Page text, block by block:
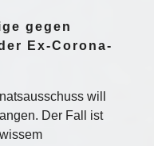
gegen
Ex-Corona-
will
Der Fall ist